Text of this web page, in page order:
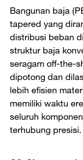
Bangunan baja
tapered yang
distribusi beban
struktur baja
seragam off-the-
dipotong dan
lebih efisien
memiliki waktu
seluruh
terhubung presisi.